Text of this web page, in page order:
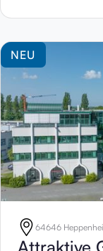
NEU
64646
Attraktive